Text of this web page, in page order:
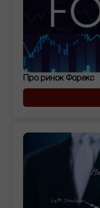
Про ринок Форекс